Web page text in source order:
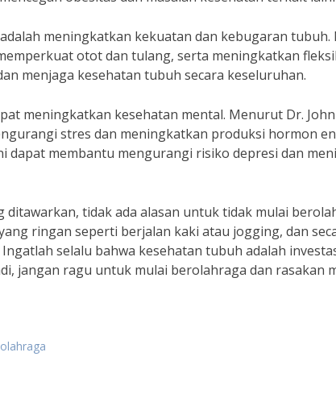
meningkatkan kekuatan dan kebugaran
otot dan tulang, serta meningkatkan
menjaga kesehatan tubuh secara keseluruhan.
meningkatkan kesehatan mental. Menurut Dr.
stres dan meningkatkan produksi hormon
dapat membantu mengurangi risiko depresi dan
tidak ada alasan untuk tidak mulai
ringan seperti berjalan kaki atau jogging, dan
selalu bahwa kesehatan tubuh adalah
jangan ragu untuk mulai berolahraga dan rasakan